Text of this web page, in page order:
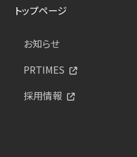
トップページ
お知らせ
PRTIMES
採用情報